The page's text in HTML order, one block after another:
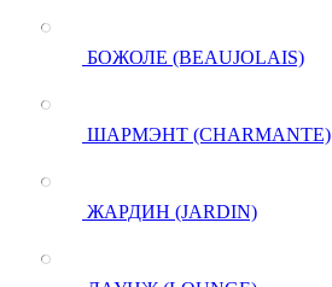
БОЖОЛЕ (BEAUJOLAIS)
ШАРМЭНТ (CHARMANTE)
ЖАРДИН (JARDIN)